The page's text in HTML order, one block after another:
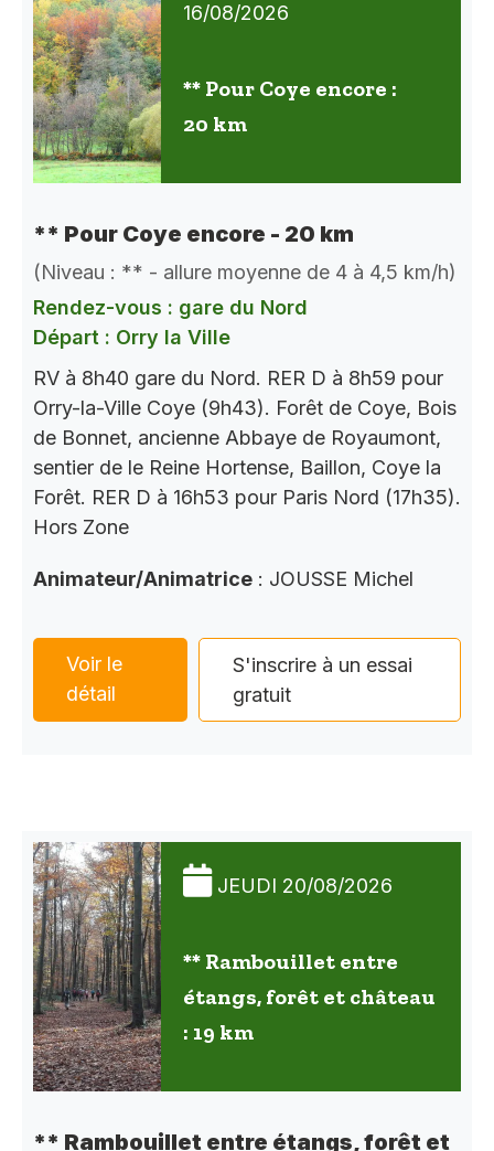
16/08/2026
** Pour Coye encore :
20 km
** Pour Coye encore - 20 km
(Niveau : ** - allure moyenne de 4 à 4,5 km/h)
Rendez-vous : gare du Nord
Départ : Orry la Ville
RV à 8h40 gare du Nord. RER D à 8h59 pour
Orry-la-Ville Coye (9h43). Forêt de Coye, Bois
de Bonnet, ancienne Abbaye de Royaumont,
sentier de le Reine Hortense, Baillon, Coye la
Forêt. RER D à 16h53 pour Paris Nord (17h35).
Hors Zone
Animateur/Animatrice : JOUSSE Michel
Voir le
détail
S'inscrire à un essai
gratuit
JEUDI 20/08/2026
** Rambouillet entre
étangs, forêt et château
: 19 km
** Rambouillet entre étangs, forêt et